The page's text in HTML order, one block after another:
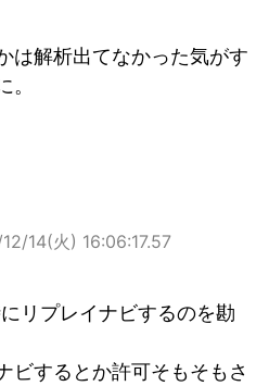
は解析出てなかった気がす
14(火) 16:06:17.57
リプレイナビするのを勘
ビするとか許可そもそもさ